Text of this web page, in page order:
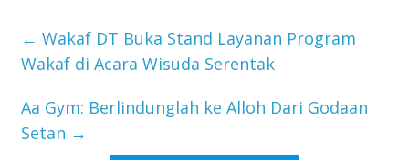
← Wakaf DT Buka Stand Layanan Program
Wakaf di Acara Wisuda Serentak
Aa Gym: Berlindunglah ke Alloh Dari Godaan
Setan →